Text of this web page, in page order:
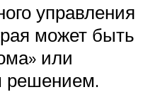
управления
может быть
или
решением.